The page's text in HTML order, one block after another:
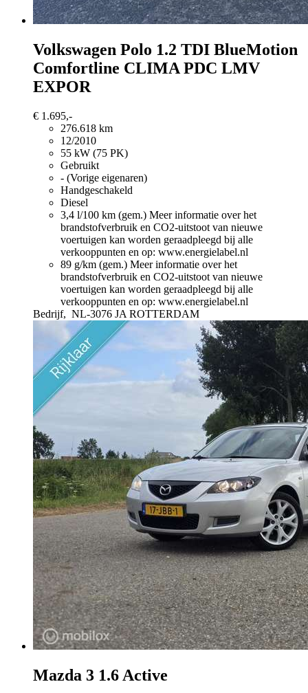
Volkswagen Polo 1.2 TDI BlueMotion
Comfortline CLIMA PDC LMV
EXPOR
€ 1.695,-
276.618 km
12/2010
55 kW (75 PK)
Gebruikt
- (Vorige eigenaren)
Handgeschakeld
Diesel
3,4 l/100 km (gem.) Meer informatie over het
brandstofverbruik en CO2-uitstoot van nieuwe
voertuigen kan worden geraadpleegd bij alle
verkooppunten en op: www.energielabel.nl
89 g/km (gem.) Meer informatie over het
brandstofverbruik en CO2-uitstoot van nieuwe
voertuigen kan worden geraadpleegd bij alle
verkooppunten en op: www.energielabel.nl
Bedrijf, NL-3076 JA ROTTERDAM
Mazda 3 1.6 Active